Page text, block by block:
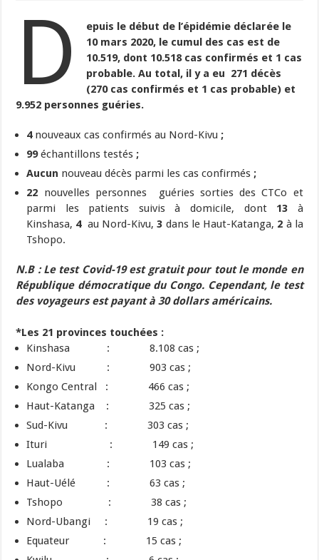
D
epuis le début de l’épidémie déclarée le
10 mars 2020, le cumul des cas est de
10.519, dont 10.518 cas confirmés et 1 cas
probable. Au total, il y a eu 271 décès
(270 cas confirmés et 1 cas probable) et
9.952 personnes guéries.
4 nouveaux cas confirmés au Nord-Kivu ;
99échantillons testés ;
Aucun nouveau décès parmi les cas confirmés ;
22 nouvelles personnes guéries sorties des CTCo et
parmi les patients suivis à domicile, dont 13 à
Kinshasa, 4 au Nord-Kivu,3 dans le Haut-Katanga, 2 à la
Tshopo.
N.B :Le test Covid-19 est gratuit pour tout le monde en
République démocratique du Congo. Cependant, le test
des voyageurs est payant à 30 dollars américains.
*Les 21 provinces touchées :
Kinshasa : 8.108 cas ;
Nord-Kivu : 903 cas ;
Kongo Central : 466 cas ;
Haut-Katanga : 325 cas ;
Sud-Kivu : 303 cas ;
Ituri : 149 cas ;
Lualaba : 103 cas ;
Haut-Uélé : 63 cas ;
Tshopo : 38 cas ;
Nord-Ubangi : 19 cas ;
Equateur : 15 cas ;